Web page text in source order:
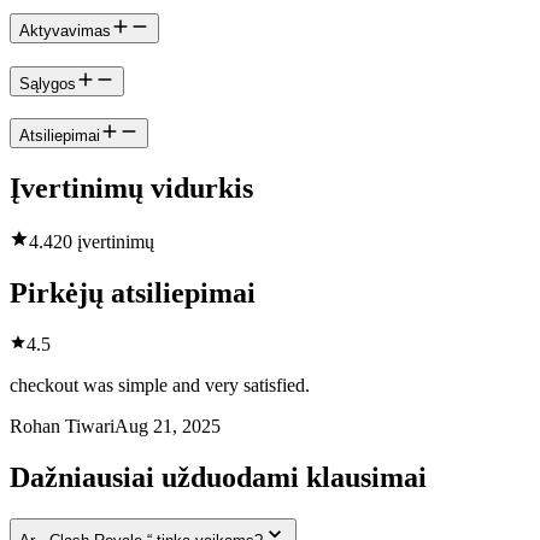
Aktyvavimas
Sąlygos
Atsiliepimai
Įvertinimų vidurkis
4.420 įvertinimų
Pirkėjų atsiliepimai
4.5
checkout was simple and very satisfied.
Rohan TiwariAug 21, 2025
Dažniausiai užduodami klausimai